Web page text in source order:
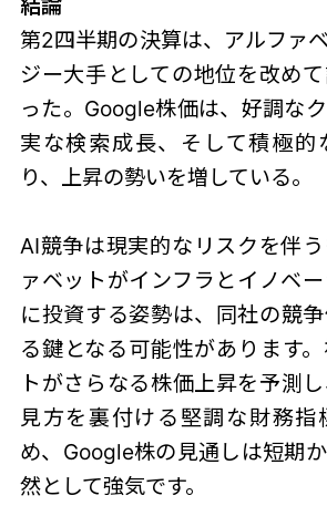
第2四半期の決算は、アルファ
ジー大手としての地位を改め
った。Google株価は、好調な
実な検索成長、そして積極的
り、上昇の勢いを増している。
AI競争は現実的なリスクを伴
ァベットがインフラとイノベ
に投資する姿勢は、同社の競
る鍵となる可能性があります
トがさらなる株価上昇を予測
見方を裏付ける堅調な財務指
め、Google株の見通しは短期
然として強気です。